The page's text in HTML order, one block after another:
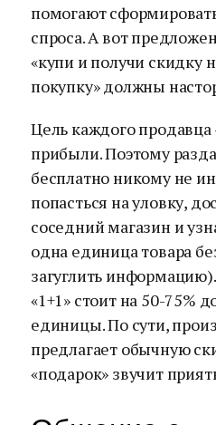
помогают
спроса. А вот
«купи и получи скидку
покупку» должны
Цель каждого
прибыли. Поэтому
бесплатно никому не
попасться на уловку,
соседний магазин и
одна единица товара
загуглить
«1+1» стоит на 50-75%
единицы. По сути,
предлагает обычную
«подарок» звучит